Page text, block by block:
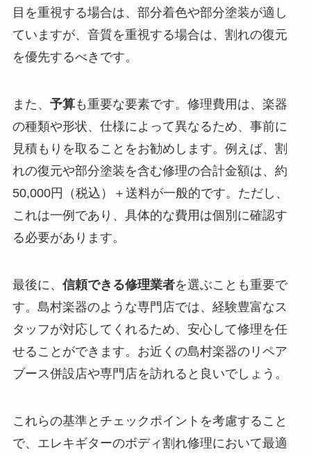
目を重視する場合は、部分着色や部分塗装が適し
ていますが、音質を重視する場合は、割れの復元
を優先するべきです。
また、 予算も重要な要素です。修理費用は、楽器
の種類や形状、仕様によって異なるため、事前に
見積もりを取ることをお勧めします。例えば、割
れの復元や部分塗装を含む修理の合計金額は、約
50,000円（税込）＋送料が一般的です。ただし、
これは一例であり、具体的な費用は個別に確認す
る必要があります。
最後に、 信頼できる修理業者を選ぶことも重要で
す。島村楽器のような専門店では、経験豊富なス
タッフが対応してくれるため、安心して修理を任
せることができます。お近くの島村楽器のリペア
ブース併設店や専門店を訪れると良いでしょう。
これらの基準とチェックポイントを考慮すること
で、エレキギターのボディ割れ修理において最適